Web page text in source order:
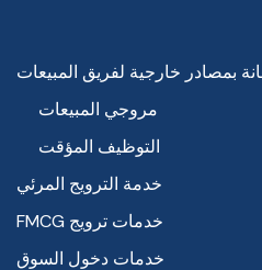
بمصادر خارجية لفريق المبيعات
مروجي المبيعات
التوظيف المؤقت
خدمة الترويج المرئي
خدمات ترويج FMCG
خدمات دخول السوق